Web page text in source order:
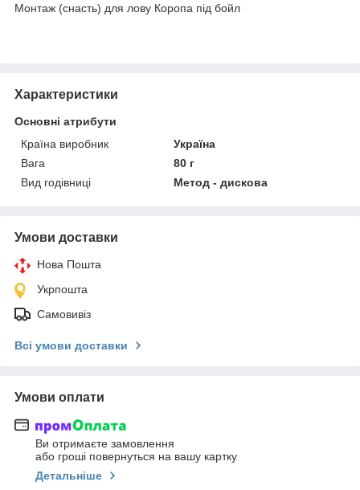
Монтаж (снасть) для лову Коропа під бойл
Характеристики
Основні атрибути
Країна виробник
Україна
Вага
80 г
Вид годівниці
Метод - дискова
Умови доставки
Нова Пошта
Укрпошта
Самовивіз
Всі умови доставки
Умови оплати
Ви отримаєте замовлення
або гроші повернуться на вашу картку
Детальніше